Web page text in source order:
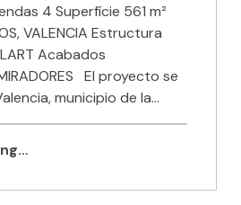
4 Superfície 561 m²
VALENCIA Estructura
Acabados
El proyecto se
municipio de la…